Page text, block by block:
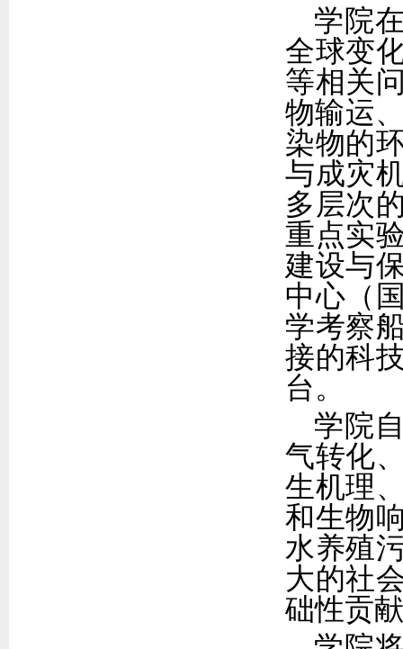
学院
全球变
等相关
物输运
染物的
与成灾
多层次
重点实
建设与
中心 （
学考察
接的科
台。
学院
气转化
生机理
和生物
水养殖
大的社
础性贡